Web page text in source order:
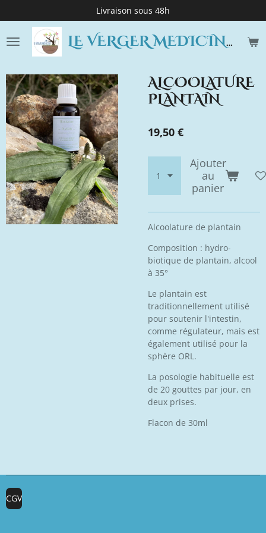
au
contenu
principal
LE VERGER MEDICINE
Livraison sous 48h
ALCOOLATURE
PLANTAIN
19,50 €
Ajouter
au
panier
Alcoolature de plantain
Composition : hydro-
biotique de plantain, alcool
à 35°
Le plantain est
traditionnellement utilisé
pour soutenir l'intestin,
comme régulateur, mais est
également utilisé pour la
sphère ORL.
La posologie habituelle est
de 20 gouttes par jour, en
deux prises.
Flacon de 30ml
CGV